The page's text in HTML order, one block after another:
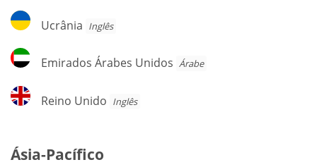
Ucrânia
Ucrânia Inglês
Emirados
Árabes
Emirados Árabes Unidos Árabe
Reino
Unido
Reino Unido Inglês
Ásia-Pacífico